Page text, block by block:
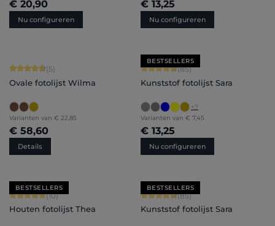
€ 20,90
Nu configureren
€ 13,25
Nu configureren
Gemiddelde waardering van 4.8 van 5 sterren
(5)
Ovale fotolijst Wilma
Varianten van € 22,85
€ 58,60
Details
BESTSELLERS
Gemiddelde waardering van 4.71
(85)
Kunststof fotolijst Sara
+7
Varianten van € 7,45
€ 13,25
Nu configureren
BESTSELLERS
Gemiddelde waardering van 5 van 5 sterren
(10)
Houten fotolijst Thea
BESTSELLERS
Gemiddelde waardering van 4.71
(85)
Kunststof fotolijst Sara